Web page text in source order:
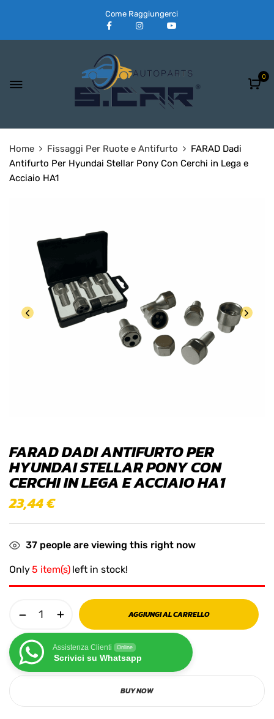
Come Raggiungerci
0
Home Fissaggi Per Ruote e Antifurto
FARAD Dadi
Antifurto Per Hyundai Stellar Pony Con Cerchi in Lega e
Acciaio HA1
FARAD DADI ANTIFURTO PER
HYUNDAI STELLAR PONY CON
CERCHI IN LEGA E ACCIAIO HA1
23,44€
37 people are viewing this right now
Only5 item(s) left in stock!
AGGIUNGI AL CARRELLO
Assistenza Clienti Online
Scrivici su Whatsapp
BUY NOW